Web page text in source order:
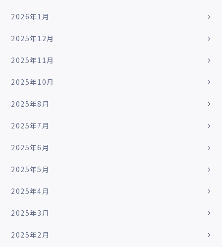
2026年1月
2025年12月
2025年11月
2025年10月
2025年8月
2025年7月
2025年6月
2025年5月
2025年4月
2025年3月
2025年2月